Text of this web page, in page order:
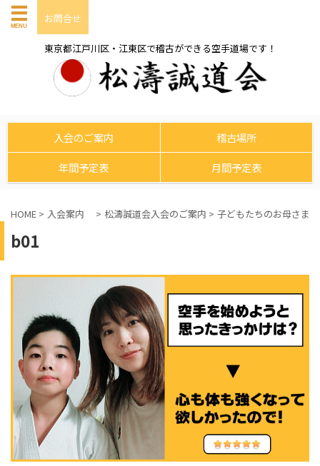
お問合せ
東京都江戸川区・江東区で稽古ができる空手道場です！
入会のご案内
稽古場所
年間予定表
月間予定表
HOME > 入会案内 > 松濤誠道会入会のご案内 > 子どもたちのお母さま
b01